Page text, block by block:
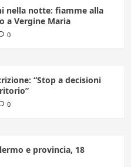
nella notte: fiamme alla
a Vergine Maria
0
“Stop a decisioni
0
e provincia, 18